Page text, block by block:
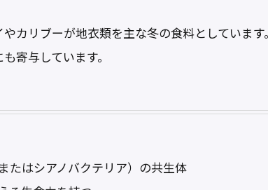
カリブーが地衣類を主な冬の食料としていま
寄与しています。
たはシアノバクテリア）の共生体